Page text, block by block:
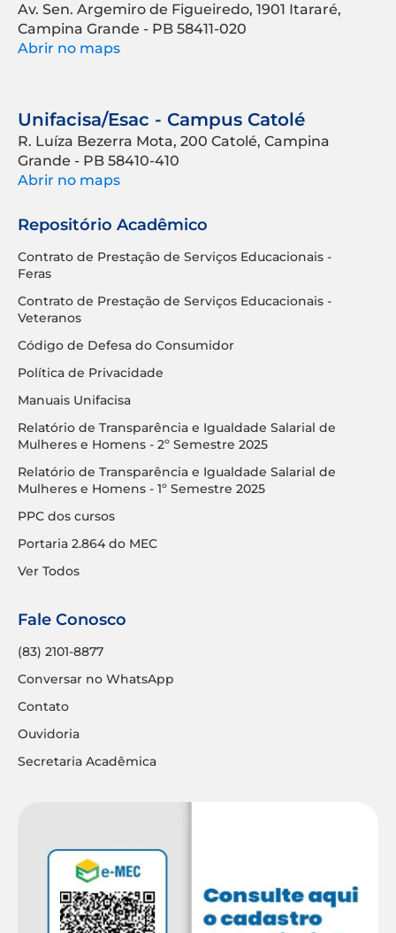
Av. Sen. Argemiro de Figueiredo, 1901 Itararé,
Campina Grande - PB 58411-020
Abrir no maps
Unifacisa/Esac - Campus Catolé
R. Luíza Bezerra Mota, 200 Catolé, Campina
Grande - PB 58410-410
Abrir no maps
Repositório Acadêmico
Contrato de Prestação de Serviços Educacionais -
Feras
Contrato de Prestação de Serviços Educacionais -
Veteranos
Código de Defesa do Consumidor
Política de Privacidade
Manuais Unifacisa
Relatório de Transparência e Igualdade Salarial de
Mulheres e Homens - 2º Semestre 2025
Relatório de Transparência e Igualdade Salarial de
Mulheres e Homens - 1º Semestre 2025
PPC dos cursos
Portaria 2.864 do MEC
Ver Todos
Fale Conosco
(83) 2101-8877
Conversar no WhatsApp
Contato
Ouvidoria
Secretaria Acadêmica